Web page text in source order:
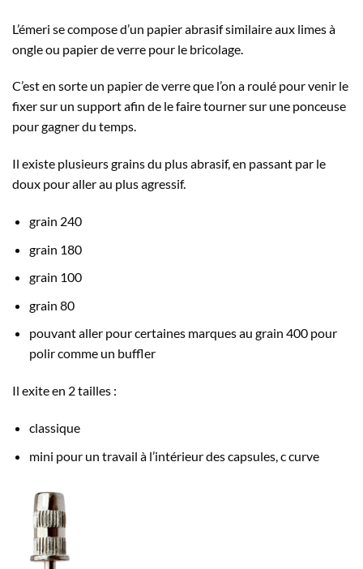
L’émeri se compose d’un papier abrasif similaire aux limes à
ongle ou papier de verre pour le bricolage.
C’est en sorte un papier de verre que l’on a roulé pour venir le
fixer sur un support afin de le faire tourner sur une ponceuse
pour gagner du temps.
Il existe plusieurs grains du plus abrasif, en passant par le
doux pour aller au plus agressif.
grain 240
grain 180
grain 100
grain 80
pouvant aller pour certaines marques au grain 400 pour
polir comme un buffler
Il exite en 2 tailles :
classique
mini pour un travail à l’intérieur des capsules, c curve